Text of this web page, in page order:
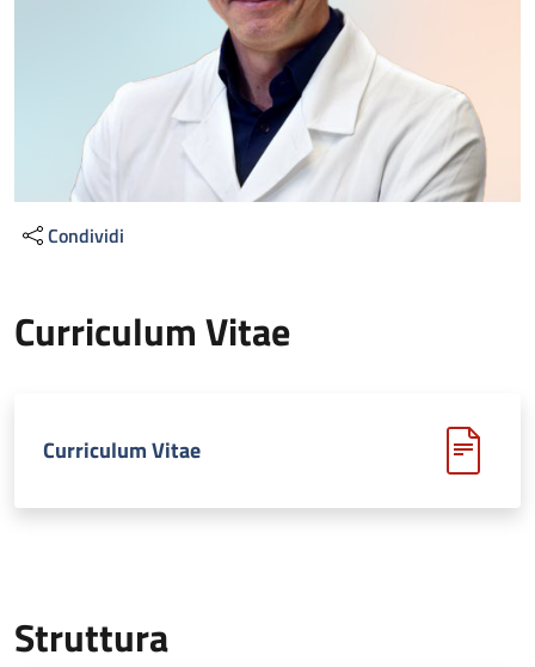
Condividi
Curriculum Vitae
Curriculum Vitae
Struttura